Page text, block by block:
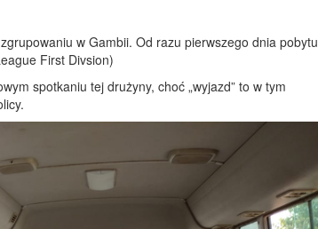
w Gambii. Od razu pierwszego dnia pobytu
First Divsion)
spotkaniu tej drużyny, choć „wyjazd” to w tym